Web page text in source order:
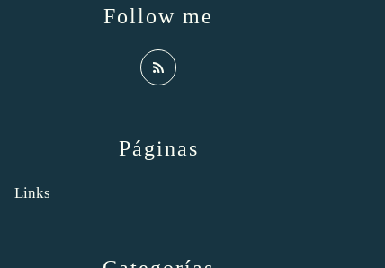
Páginas
Links
Follow me